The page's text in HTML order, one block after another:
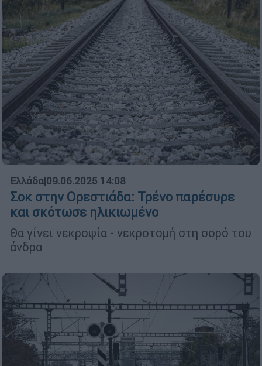
Ελλάδα|09.06.2025 14:08
Σοκ στην Ορεστιάδα: Τρένο παρέσυρε
και σκότωσε ηλικιωμένο
Θα γίνει νεκροψία - νεκροτομή στη σορό του
άνδρα